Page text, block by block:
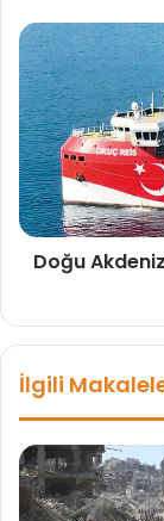
r
t
m
e
n
l
e
r
b
t
k
o
d
D
o
ğ
u
A
k
d
e
n
u
ş
a
Doğu
İlgili